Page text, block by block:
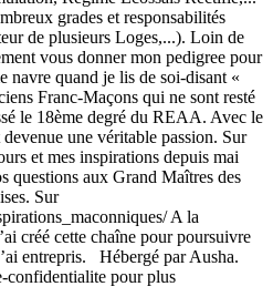
grades et responsabilités
de plusieurs Loges,...). Loin de
vous donner mon pedigree pour
navre quand je lis de soi-disant «
Franc-Maçons qui ne sont resté
le 18ème degré du REAA. Avec le
une véritable passion. Sur
et mes inspirations depuis mai
questions aux Grand Maîtres des
Sur
A la
créé cette chaîne pour poursuivre
entrepris. Hébergé par Ausha.
confidentialite pour plus